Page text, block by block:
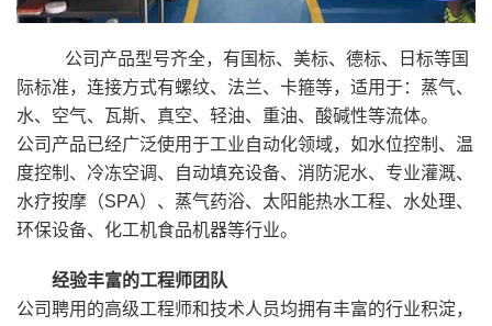
公司产品型号齐全，有国标、美标、德标、日标等国
际标准，连接方式有螺纹、法兰、卡箍等，适用于：蒸气、
水、空气、瓦斯、真空、轻油、重油、酸碱性等流体。
公司产品已经广泛使用于工业自动化领域，如水位控制、温
度控制、冷冻空调、自动填充设备、消防泥水、专业灌溉、
水疗按摩（SPA）、蒸气药浴、太阳能热水工程、水处理、
环保设备、化工机食品机器等行业。
经验丰富的工程师团队
公司聘用的高级工程师和技术人员均拥有丰富的行业积淀，